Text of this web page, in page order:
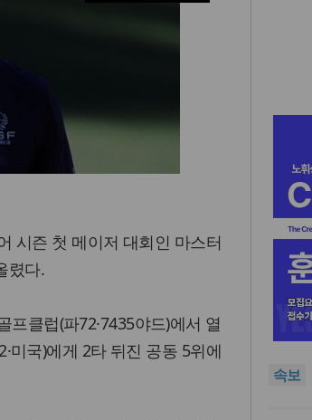
시즌 첫 메이저 대회인 마스터
렸다.
클럽(파72·7435야드)에서 열
미국)에게 2타 뒤진 공동 5위에
속보